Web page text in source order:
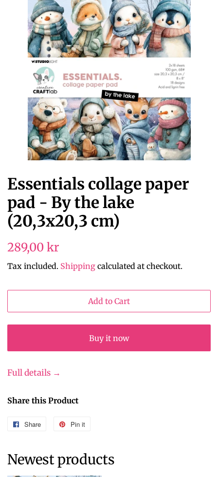
Essentials collage paper
pad - By the lake
(20,3x20,3 cm)
Regular
289,00 kr
Tax included. Shipping calculated at checkout.
Add to Cart
Buy it now
Full details →
Share this Product
Share
Share
Facebook
Pin it
Pinterest
Newest products